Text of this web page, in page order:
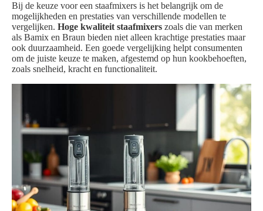
Bij de keuze voor een staafmixers is het belangrijk om de
mogelijkheden en prestaties van verschillende modellen te
vergelijken. Hoge kwaliteit staafmixers zoals die van merken
als Bamix en Braun bieden niet alleen krachtige prestaties maar
ook duurzaamheid. Een goede vergelijking helpt consumenten
om de juiste keuze te maken, afgestemd op hun kookbehoeften,
zoals snelheid, kracht en functionaliteit.